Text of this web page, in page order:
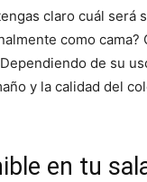
claro cuál será
como cama?
de su
y la calidad del
en tu